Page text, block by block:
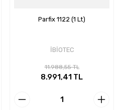
Parfix 1122 (1 Lt)
İBİOTEC
11.988,55 TL
8.991,41 TL